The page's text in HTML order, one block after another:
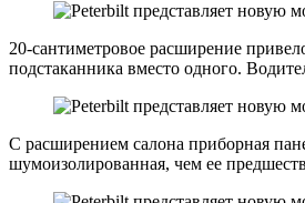
20-сантиметровое расширение
подстаканника вместо одного.
С расширением салона приборная
шумоизолированная, чем ее